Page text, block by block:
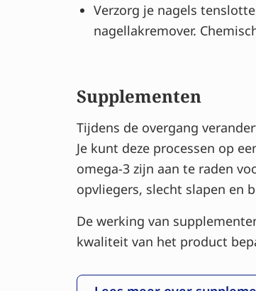
Verzorg je nagels
nagellakremover.
Supplementen
Tijdens de overgang
Je kunt deze processen op
omega-3 zijn aan te raden
opvliegers, slecht slapen en
De werking van
kwaliteit van het product